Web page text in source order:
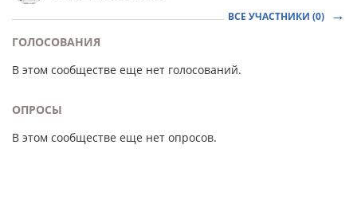
ВСЕ УЧАСТНИКИ (0)
ГОЛОСОВАНИЯ
В этом сообществе еще нет голосований.
ОПРОСЫ
В этом сообществе еще нет опросов.